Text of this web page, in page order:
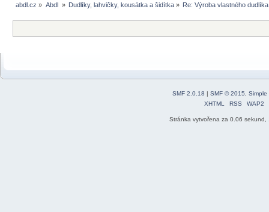
abdl.cz » Abdl » Dudlíky, lahvičky, kousátka a šidítka» Re: Výroba vlastného
SMF 2.0.18 | SMF © 2015
Simple
XHTML
RSS WAP2
Stránka vytvořena za 0.06 sekund,